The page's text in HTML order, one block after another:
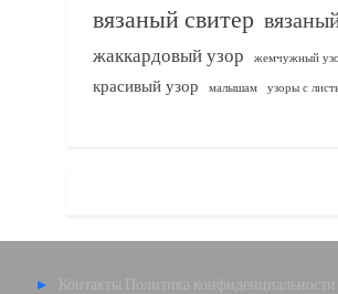
вязаный свитер
жаккардовый узор жемчужный
красивый узор малышам узоры с
Контакты Политика конфиденциальности